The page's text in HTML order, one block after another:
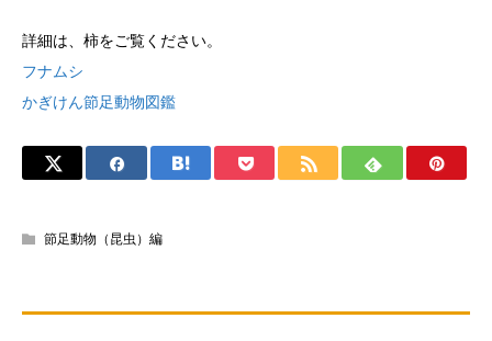
詳細は、柿をご覧ください。
フナムシ
かぎけん節足動物図鑑
節足動物（昆虫）編